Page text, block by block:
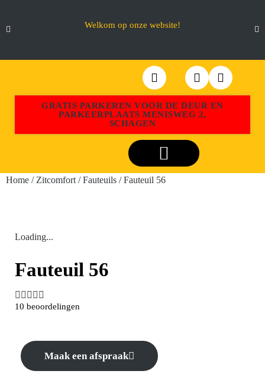
Welkom op onze website!
GRATIS PARKEREN VOOR DE DEUR EN
PARKEERPLAATS MENISWEG 2,
SCHAGEN
Home / Zitcomfort /Fauteuils / Fauteuil 56
Loading...
Fauteuil 56
    
10 beoordelingen
Maak een afspraak